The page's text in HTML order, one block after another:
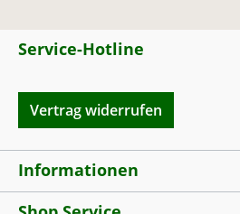
Service-Hotline
Vertrag widerrufen
Informationen